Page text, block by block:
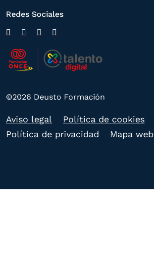
Redes Sociales
©2026 Deusto Formación
Aviso legal
Política de cookies
Política de privacidad
Mapa web